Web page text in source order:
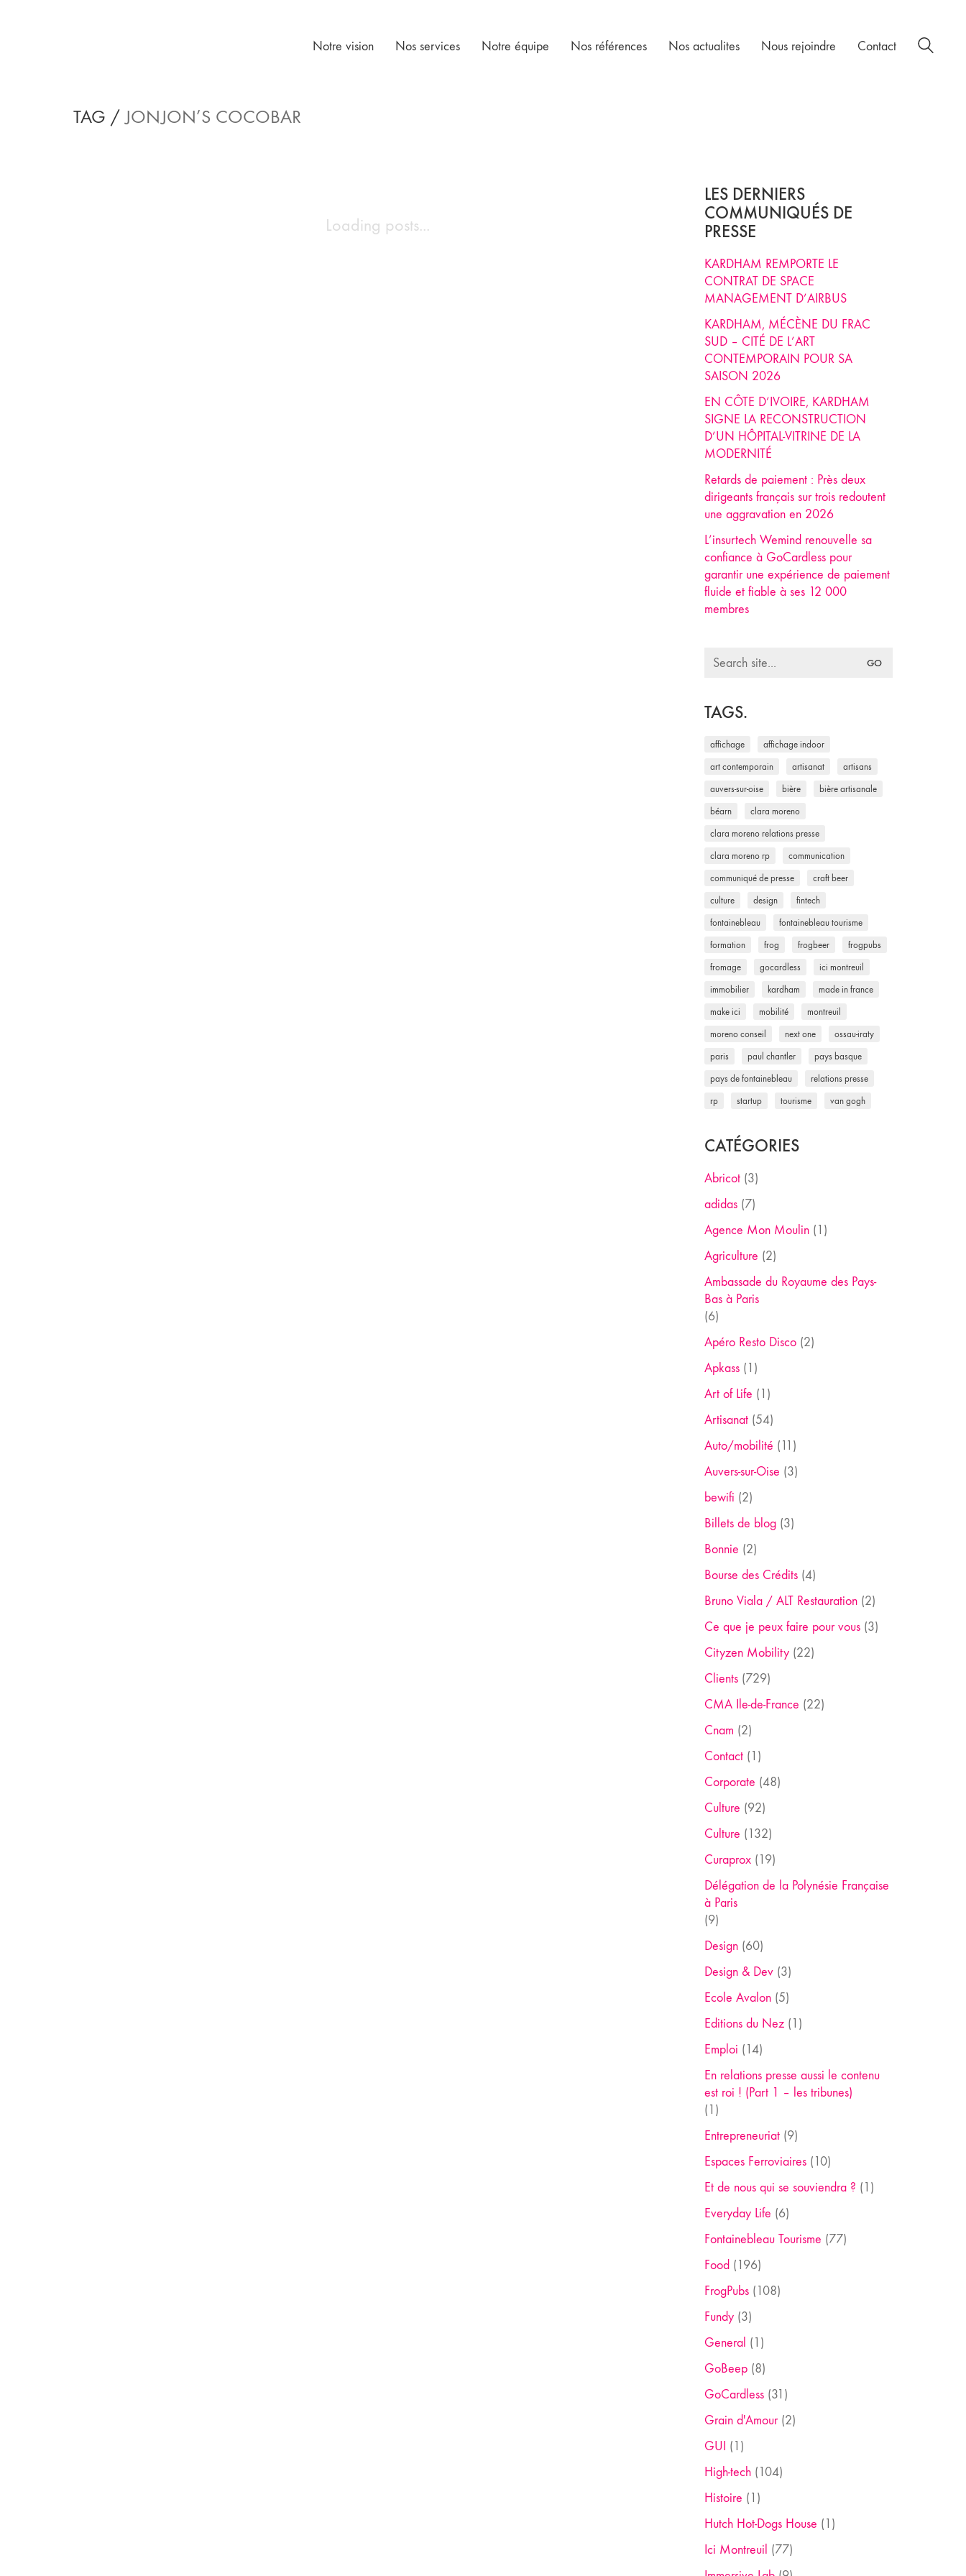
Notre vision Nos services Notre équipe Nos références Nos actualites Nous rejoindre Contact
TAG /JONJON’S COCOBAR
Loading posts...
LES DERNIERS
COMMUNIQUÉS DE
PRESSE
KARDHAM REMPORTE LE
CONTRAT DE SPACE
MANAGEMENT D’AIRBUS
KARDHAM, MÉCÈNE DU FRAC
SUD – CITÉ DE L’ART
CONTEMPORAIN POUR SA
SAISON 2026
EN CÔTE D’IVOIRE, KARDHAM
SIGNE LA RECONSTRUCTION
D’UN HÔPITAL-VITRINE DE LA
MODERNITÉ
Retards de paiement : Près deux
dirigeants français sur trois redoutent
une aggravation en 2026
L’insurtech Wemind renouvelle sa
confiance à GoCardless pour
garantir une expérience de paiement
fluide et fiable à ses 12 000
membres
Search
TAGS.
affichage affichage indoor
art contemporain artisanat artisans
auvers-sur-oise bière bière artisanale
béarn clara moreno
clara moreno relations presse
clara moreno rp communication
communiqué de presse craft beer
culture design fintech
fontainebleau fontainebleau tourisme
formation frog frogbeer frogpubs
fromage gocardless ici montreuil
immobilier kardham made in france
make ici mobilité montreuil
moreno conseil next one ossau-iraty
paris paul chantler pays basque
pays de fontainebleau relations presse
rp startup tourisme van gogh
CATÉGORIES
Abricot(3)
adidas(7)
Agence Mon Moulin(1)
Agriculture (2)
Ambassade du Royaume des Pays-
Bas à Paris
(6)
Apéro Resto Disco(2)
Apkass(1)
Art of Life (1)
Artisanat(54)
Auto/mobilité (11)
Auvers-sur-Oise (3)
bewifi (2)
Billets de blog(3)
Bonnie (2)
Bourse des Crédits(4)
Bruno Viala / ALT Restauration(2)
Ce que je peux faire pour vous(3)
Cityzen Mobility(22)
Clients(729)
CMA Ile-de-France (22)
Cnam (2)
Contact(1)
Corporate (48)
Culture (92)
Culture (132)
Curaprox(19)
Délégation de la Polynésie Française
à Paris
(9)
Design(60)
Design & Dev(3)
Ecole Avalon(5)
Editions du Nez(1)
Emploi (14)
En relations presse aussi le contenu
est roi ! (Part 1 – les tribunes)
(1)
Entrepreneuriat(9)
Espaces Ferroviaires(10)
Et de nous qui se souviendra ? (1)
Everyday Life (6)
Fontainebleau Tourisme (77)
Food (196)
FrogPubs(108)
Fundy(3)
General (1)
GoBeep(8)
GoCardless(31)
Grain d'Amour(2)
GUI (1)
High-tech(104)
Histoire (1)
Hutch Hot-Dogs House (1)
Ici Montreuil (77)